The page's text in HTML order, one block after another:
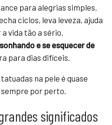
para alegrias simples.
ciclos, leva leveza, ajuda
vida tão a sério.
e se esquecer de
para dias difíceis.
na pele é quase
por perto.
significados